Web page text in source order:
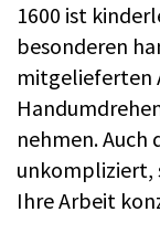
1600 ist
besonderen
mitgelieferten
nehmen. Auch
unkompliziert,
Ihre Arbeit